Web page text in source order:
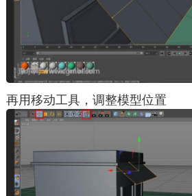
再用移动工具，调整模型位置